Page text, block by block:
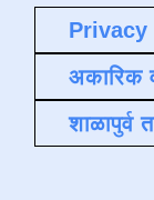
अकारिक
शाळापुर्व